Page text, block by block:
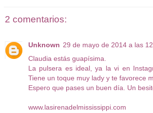
2 comentarios:
Unknown 29 de mayo de 2014 a las
Claudia estás guapísima.
La pulsera es ideal, ya la vi en
Tiene un toque muy lady y te favorece
Espero que pases un buen día. Un
www.lasirenadelmississippi.com